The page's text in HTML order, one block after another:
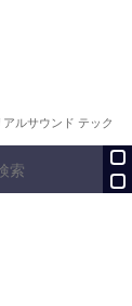
ルサウンド テック